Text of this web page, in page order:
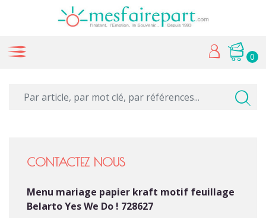
0
CONTACTEZ NOUS
Menu mariage papier kraft motif feuillage
Belarto Yes We Do ! 728627